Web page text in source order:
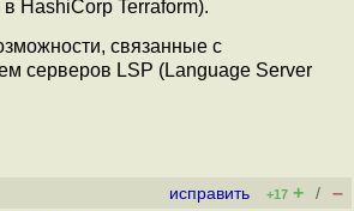
HashiCorp Terraform).
связанные с
серверов LSP (Language Server
исправить +17 + / –